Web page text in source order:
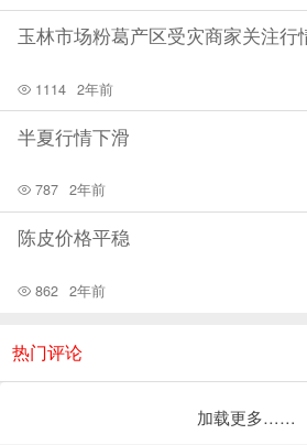
玉林市场粉葛产区受灾商家关注行
1114 2年前
半夏行情下滑
787 2年前
陈皮价格平稳
862 2年前
热门评论
加载更多……